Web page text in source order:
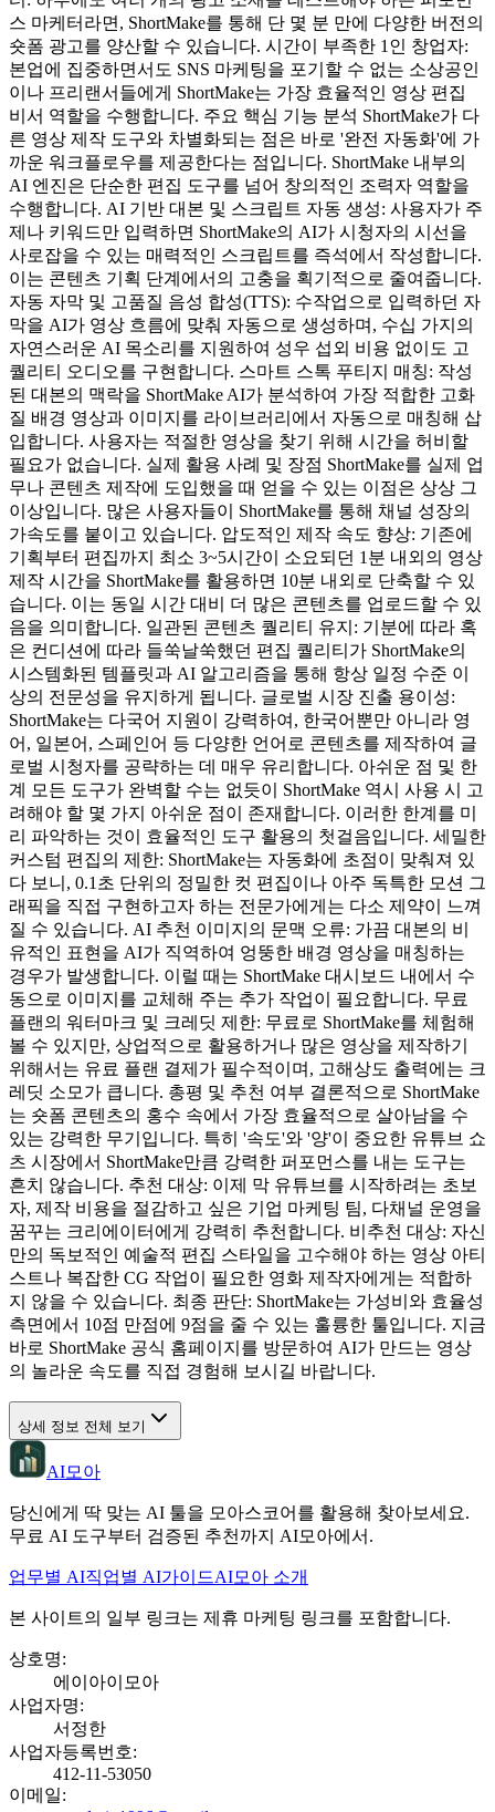
스 마케터라면, ShortMake를 통해 단 몇 분 만에 다양한 버전의
숏폼 광고를 양산할 수 있습니다. 시간이 부족한 1인 창업자:
본업에 집중하면서도 SNS 마케팅을 포기할 수 없는 소상공인
이나 프리랜서들에게 ShortMake는 가장 효율적인 영상 편집
비서 역할을 수행합니다. 주요 핵심 기능 분석 ShortMake가 다
른 영상 제작 도구와 차별화되는 점은 바로 '완전 자동화'에 가
까운 워크플로우를 제공한다는 점입니다. ShortMake 내부의
AI 엔진은 단순한 편집 도구를 넘어 창의적인 조력자 역할을
수행합니다. AI 기반 대본 및 스크립트 자동 생성: 사용자가 주
제나 키워드만 입력하면 ShortMake의 AI가 시청자의 시선을
사로잡을 수 있는 매력적인 스크립트를 즉석에서 작성합니다.
이는 콘텐츠 기획 단계에서의 고충을 획기적으로 줄여줍니다.
자동 자막 및 고품질 음성 합성(TTS): 수작업으로 입력하던 자
막을 AI가 영상 흐름에 맞춰 자동으로 생성하며, 수십 가지의
자연스러운 AI 목소리를 지원하여 성우 섭외 비용 없이도 고
퀄리티 오디오를 구현합니다. 스마트 스톡 푸티지 매칭: 작성
된 대본의 맥락을 ShortMake AI가 분석하여 가장 적합한 고화
질 배경 영상과 이미지를 라이브러리에서 자동으로 매칭해 삽
입합니다. 사용자는 적절한 영상을 찾기 위해 시간을 허비할
필요가 없습니다. 실제 활용 사례 및 장점 ShortMake를 실제 업
무나 콘텐츠 제작에 도입했을 때 얻을 수 있는 이점은 상상 그
이상입니다. 많은 사용자들이 ShortMake를 통해 채널 성장의
가속도를 붙이고 있습니다. 압도적인 제작 속도 향상: 기존에
기획부터 편집까지 최소 3~5시간이 소요되던 1분 내외의 영상
제작 시간을 ShortMake를 활용하면 10분 내외로 단축할 수 있
습니다. 이는 동일 시간 대비 더 많은 콘텐츠를 업로드할 수 있
음을 의미합니다. 일관된 콘텐츠 퀄리티 유지: 기분에 따라 혹
은 컨디션에 따라 들쑥날쑥했던 편집 퀄리티가 ShortMake의
시스템화된 템플릿과 AI 알고리즘을 통해 항상 일정 수준 이
상의 전문성을 유지하게 됩니다. 글로벌 시장 진출 용이성:
ShortMake는 다국어 지원이 강력하여, 한국어뿐만 아니라 영
어, 일본어, 스페인어 등 다양한 언어로 콘텐츠를 제작하여 글
로벌 시청자를 공략하는 데 매우 유리합니다. 아쉬운 점 및 한
계 모든 도구가 완벽할 수는 없듯이 ShortMake 역시 사용 시 고
려해야 할 몇 가지 아쉬운 점이 존재합니다. 이러한 한계를 미
리 파악하는 것이 효율적인 도구 활용의 첫걸음입니다. 세밀한
커스텀 편집의 제한: ShortMake는 자동화에 초점이 맞춰져 있
다 보니, 0.1초 단위의 정밀한 컷 편집이나 아주 독특한 모션 그
래픽을 직접 구현하고자 하는 전문가에게는 다소 제약이 느껴
질 수 있습니다. AI 추천 이미지의 문맥 오류: 가끔 대본의 비
유적인 표현을 AI가 직역하여 엉뚱한 배경 영상을 매칭하는
경우가 발생합니다. 이럴 때는 ShortMake 대시보드 내에서 수
동으로 이미지를 교체해 주는 추가 작업이 필요합니다. 무료
플랜의 워터마크 및 크레딧 제한: 무료로 ShortMake를 체험해
볼 수 있지만, 상업적으로 활용하거나 많은 영상을 제작하기
위해서는 유료 플랜 결제가 필수적이며, 고해상도 출력에는 크
레딧 소모가 큽니다. 총평 및 추천 여부 결론적으로 ShortMake
는 숏폼 콘텐츠의 홍수 속에서 가장 효율적으로 살아남을 수
있는 강력한 무기입니다. 특히 '속도'와 '양'이 중요한 유튜브 쇼
츠 시장에서 ShortMake만큼 강력한 퍼포먼스를 내는 도구는
흔치 않습니다. 추천 대상: 이제 막 유튜브를 시작하려는 초보
자, 제작 비용을 절감하고 싶은 기업 마케팅 팀, 다채널 운영을
꿈꾸는 크리에이터에게 강력히 추천합니다. 비추천 대상: 자신
만의 독보적인 예술적 편집 스타일을 고수해야 하는 영상 아티
스트나 복잡한 CG 작업이 필요한 영화 제작자에게는 적합하
지 않을 수 있습니다. 최종 판단: ShortMake는 가성비와 효율성
측면에서 10점 만점에 9점을 줄 수 있는 훌륭한 툴입니다. 지금
바로 ShortMake 공식 홈페이지를 방문하여 AI가 만드는 영상
의 놀라운 속도를 직접 경험해 보시길 바랍니다.
상세 정보 전체 보기
AI모아
당신에게 딱 맞는 AI 툴을 모아스코어를 활용해 찾아보세요.
무료 AI 도구부터 검증된 추천까지 AI모아에서.
업무별 AI직업별 AI가이드AI모아 소개
본 사이트의 일부 링크는 제휴 마케팅 링크를 포함합니다.
상호명:
에이아이모아
사업자명:
서정한
사업자등록번호:
412-11-53050
이메일: